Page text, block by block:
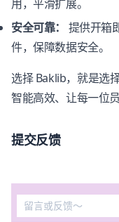
用，平滑扩展。
安全可靠：
提供开箱
件，保障数据安全。
选择 Baklib，就是选
智能高效、让每一位
提交反馈